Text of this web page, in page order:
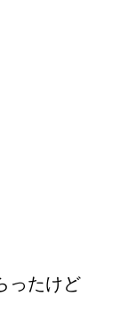
ったけど